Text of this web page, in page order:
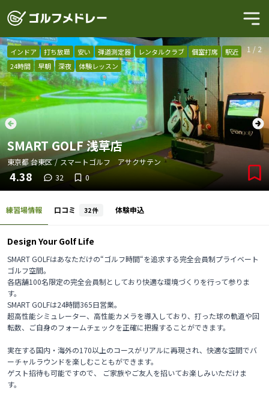
1/ 2
インドア 打ち放題 安い 弾道測定器 レンタルクラブ 個室打席
駅近
24時間
早朝 深夜 体験レッスン
SMART GOLF 浅草店
東京都 台東区 / スマートゴルフ アサクサテン
4.38 32 0
練習場情報 口コミ 32件 体験申込
Design Your Golf Life
SMART GOLFはあなただけの“ゴルフ時間“を追求する完全会員制プライベート
ゴルフ空間。
各店舗100名限定の完全会員制としており快適な環境づくりを行って参りま
す。
SMART GOLFは24時間365日営業。
超高性能シミュレーター、高性能カメラを導入しており、打った球の軌道や回
転数、ご自身のフォームチェックを正確に把握することができます。
実在する国内・海外の170以上のコースがリアルに再現され、快適な空間でバ
ーチャルラウンドを楽しむこともができます。
ゲスト招待も可能ですので、 ご家族やご友人を招いてお楽しみいただけま
す。